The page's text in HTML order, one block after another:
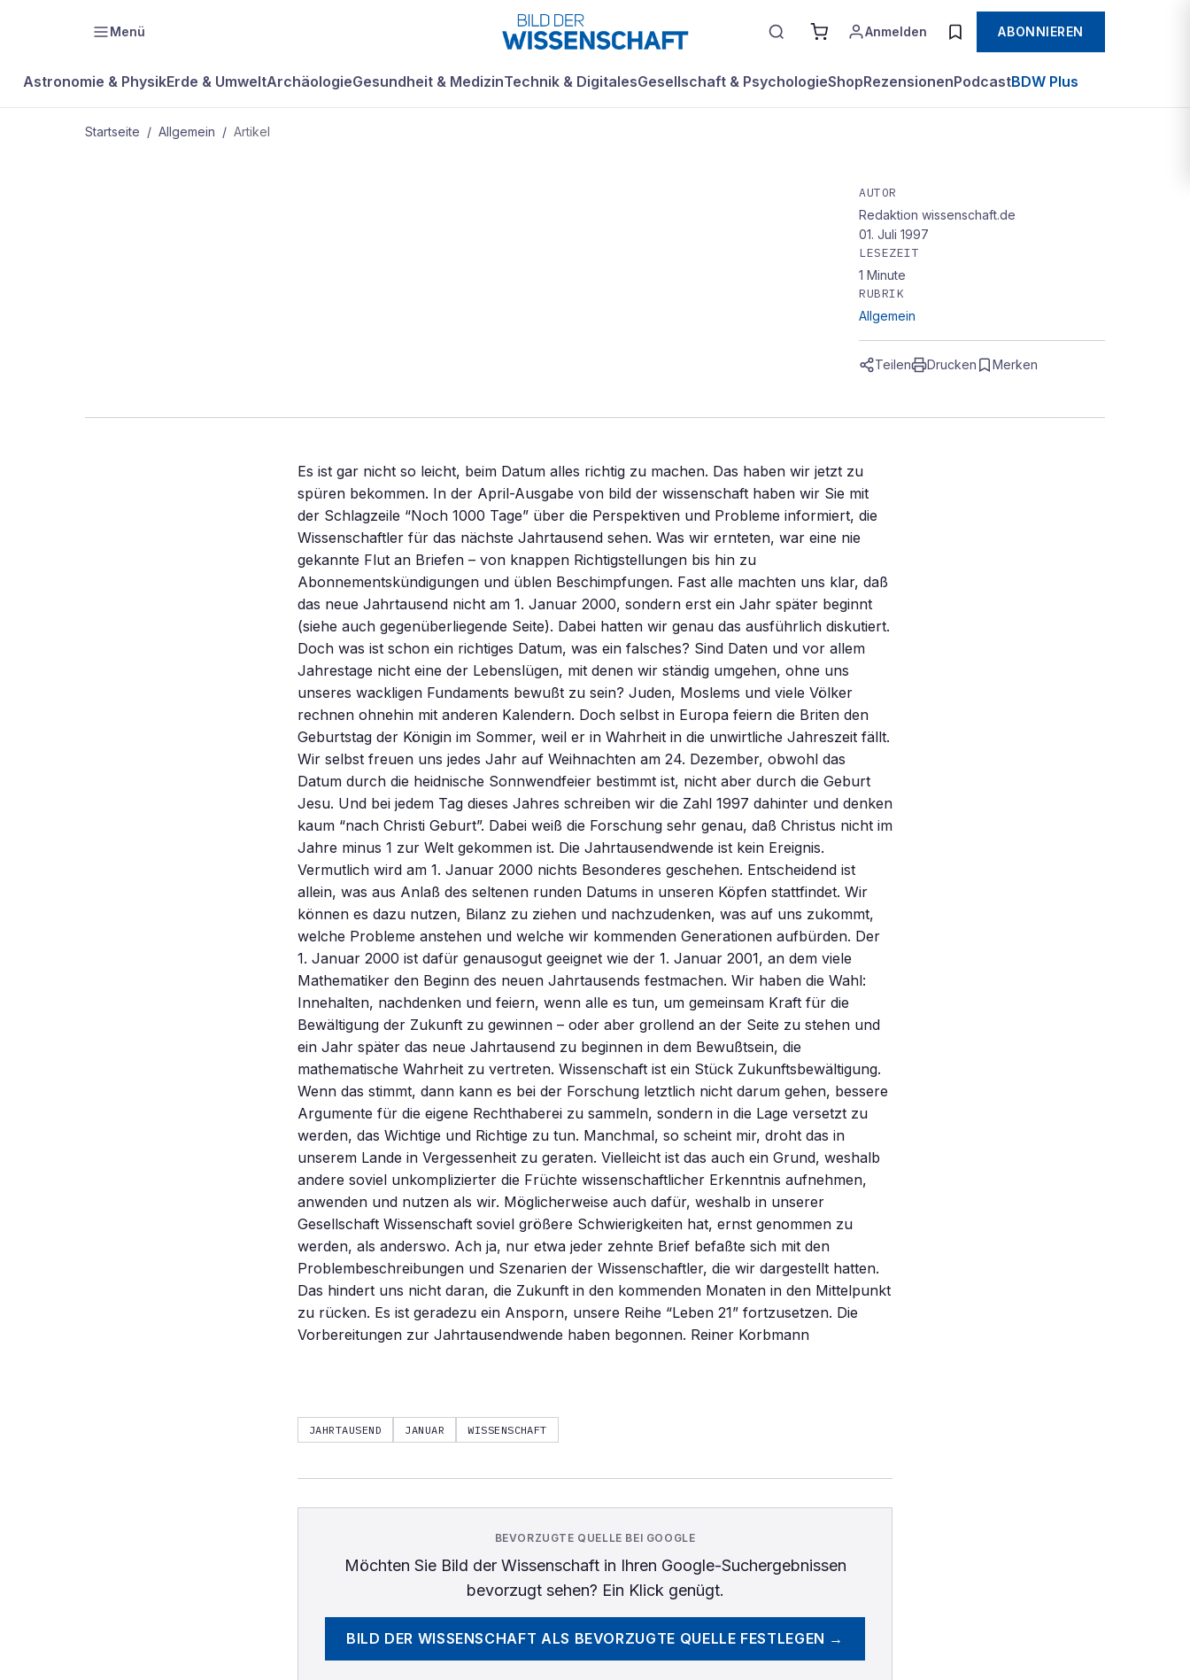
Menü Anmelden ABONNIEREN
Astronomie & PhysikErde & UmweltArchäologieGesundheit & MedizinTechnik & DigitalesGesellschaft & PsychologieShopRezensionenPodcastBDW Plus
Startseite / Allgemein / Artikel
AUTOR
Redaktion wissenschaft.de
01. Juli 1997
LESEZEIT
1 Minute
RUBRIK
Allgemein
Teilen Drucken Merken
Es ist gar nicht so leicht, beim Datum alles richtig zu machen. Das haben wir jetzt zu
spüren bekommen. In der April-Ausgabe von bild der wissenschaft haben wir Sie mit
der Schlagzeile “Noch 1000 Tage” über die Perspektiven und Probleme informiert, die
Wissenschaftler für das nächste Jahrtausend sehen. Was wir ernteten, war eine nie
gekannte Flut an Briefen – von knappen Richtigstellungen bis hin zu
Abonnementskündigungen und üblen Beschimpfungen. Fast alle machten uns klar, daß
das neue Jahrtausend nicht am 1. Januar 2000, sondern erst ein Jahr später beginnt
(siehe auch gegenüberliegende Seite). Dabei hatten wir genau das ausführlich diskutiert.
Doch was ist schon ein richtiges Datum, was ein falsches? Sind Daten und vor allem
Jahrestage nicht eine der Lebenslügen, mit denen wir ständig umgehen, ohne uns
unseres wackligen Fundaments bewußt zu sein? Juden, Moslems und viele Völker
rechnen ohnehin mit anderen Kalendern. Doch selbst in Europa feiern die Briten den
Geburtstag der Königin im Sommer, weil er in Wahrheit in die unwirtliche Jahreszeit fällt.
Wir selbst freuen uns jedes Jahr auf Weihnachten am 24. Dezember, obwohl das
Datum durch die heidnische Sonnwendfeier bestimmt ist, nicht aber durch die Geburt
Jesu. Und bei jedem Tag dieses Jahres schreiben wir die Zahl 1997 dahinter und denken
kaum “nach Christi Geburt”. Dabei weiß die Forschung sehr genau, daß Christus nicht im
Jahre minus 1 zur Welt gekommen ist. Die Jahrtausendwende ist kein Ereignis.
Vermutlich wird am 1. Januar 2000 nichts Besonderes geschehen. Entscheidend ist
allein, was aus Anlaß des seltenen runden Datums in unseren Köpfen stattfindet. Wir
können es dazu nutzen, Bilanz zu ziehen und nachzudenken, was auf uns zukommt,
welche Probleme anstehen und welche wir kommenden Generationen aufbürden. Der
1. Januar 2000 ist dafür genausogut geeignet wie der 1. Januar 2001, an dem viele
Mathematiker den Beginn des neuen Jahrtausends festmachen. Wir haben die Wahl:
Innehalten, nachdenken und feiern, wenn alle es tun, um gemeinsam Kraft für die
Bewältigung der Zukunft zu gewinnen – oder aber grollend an der Seite zu stehen und
ein Jahr später das neue Jahrtausend zu beginnen in dem Bewußtsein, die
mathematische Wahrheit zu vertreten. Wissenschaft ist ein Stück Zukunftsbewältigung.
Wenn das stimmt, dann kann es bei der Forschung letztlich nicht darum gehen, bessere
Argumente für die eigene Rechthaberei zu sammeln, sondern in die Lage versetzt zu
werden, das Wichtige und Richtige zu tun. Manchmal, so scheint mir, droht das in
unserem Lande in Vergessenheit zu geraten. Vielleicht ist das auch ein Grund, weshalb
andere soviel unkomplizierter die Früchte wissenschaftlicher Erkenntnis aufnehmen,
anwenden und nutzen als wir. Möglicherweise auch dafür, weshalb in unserer
Gesellschaft Wissenschaft soviel größere Schwierigkeiten hat, ernst genommen zu
werden, als anderswo. Ach ja, nur etwa jeder zehnte Brief befaßte sich mit den
Problembeschreibungen und Szenarien der Wissenschaftler, die wir dargestellt hatten.
Das hindert uns nicht daran, die Zukunft in den kommenden Monaten in den Mittelpunkt
zu rücken. Es ist geradezu ein Ansporn, unsere Reihe “Leben 21” fortzusetzen. Die
Vorbereitungen zur Jahrtausendwende haben begonnen. Reiner Korbmann
JAHRTAUSEND JANUAR WISSENSCHAFT
BEVORZUGTE QUELLE BEI GOOGLE
Möchten Sie Bild der Wissenschaftin Ihren Google-Suchergebnissen
bevorzugt sehen? Ein Klick genügt.
BILD DER WISSENSCHAFT ALS BEVORZUGTE QUELLE FESTLEGEN →